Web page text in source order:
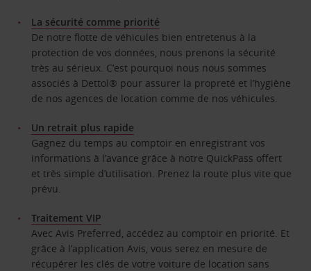
La sécurité comme priorité
De notre flotte de véhicules bien entretenus à la
protection de vos données, nous prenons la sécurité
très au sérieux. C’est pourquoi nous nous sommes
associés à Dettol® pour assurer la propreté et l’hygiène
de nos agences de location comme de nos véhicules.
Un retrait plus rapide
Gagnez du temps au comptoir en enregistrant vos
informations à l’avance grâce à notre QuickPass offert
et très simple d’utilisation. Prenez la route plus vite que
prévu.
Traitement VIP
Avec Avis Preferred, accédez au comptoir en priorité. Et
grâce à l’application Avis, vous serez en mesure de
récupérer les clés de votre voiture de location sans